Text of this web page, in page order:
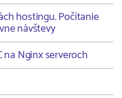
hostingu. Počítanie
návštevy
Nginx serveroch